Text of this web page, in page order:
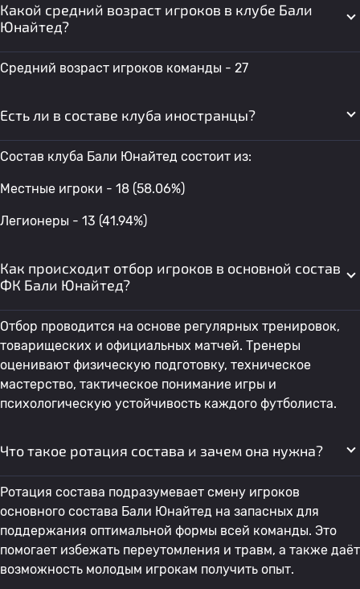
Какой средний возраст игроков в клубе Бали
Юнайтед?
Средний возраст игроков команды - 27
Есть ли в составе клуба иностранцы?
Состав клуба Бали Юнайтед состоит из:
Местные игроки - 18 (58.06%)
Легионеры - 13 (41.94%)
Как происходит отбор игроков в основной состав
ФК Бали Юнайтед?
Отбор проводится на основе регулярных тренировок,
товарищеских и официальных матчей. Тренеры
оценивают физическую подготовку, техническое
мастерство, тактическое понимание игры и
психологическую устойчивость каждого футболиста.
Что такое ротация состава и зачем она нужна?
Ротация состава подразумевает смену игроков
основного состава Бали Юнайтед на запасных для
поддержания оптимальной формы всей команды. Это
помогает избежать переутомления и травм, а также даёт
возможность молодым игрокам получить опыт.